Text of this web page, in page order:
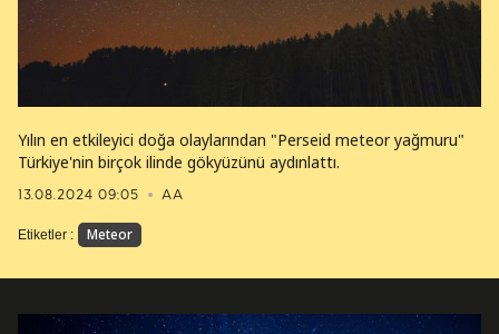
13.08.2024 09:05 AA
Yılın en etkileyici doğa olaylarından "Perseid meteor yağmuru"
Türkiye'nin birçok ilinde gökyüzünü aydınlattı.
Etiketler : Meteor